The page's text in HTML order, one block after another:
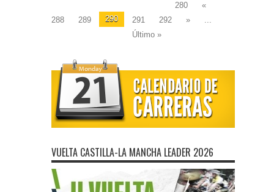
280
«
288
289 290 291 292 »
...
Último »
VUELTA CASTILLA-LA MANCHA LEADER 2026